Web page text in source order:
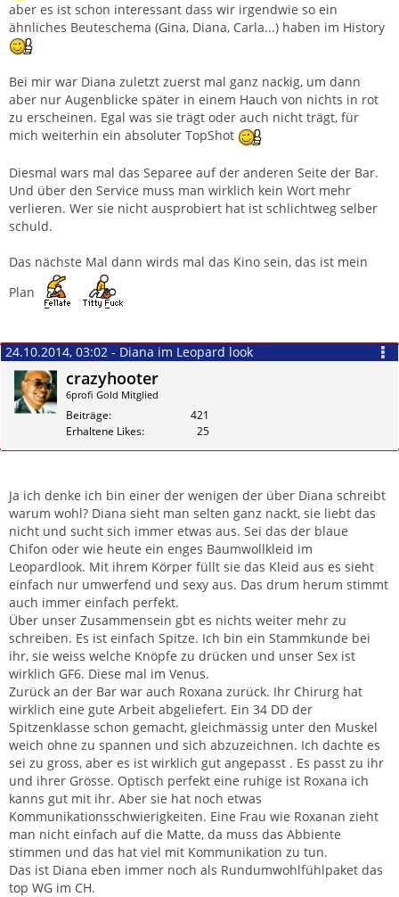
aber es ist schon interessant dass wir irgendwie so ein
ähnliches Beuteschema (Gina, Diana, Carla...) haben im History
Bei mir war Diana zuletzt zuerst mal ganz nackig, um dann
aber nur Augenblicke später in einem Hauch von nichts in rot
zu erscheinen. Egal was sie trägt oder auch nicht trägt, für
mich weiterhin ein absoluter TopShot
Diesmal wars mal das Separee auf der anderen Seite der Bar.
Und über den Service muss man wirklich kein Wort mehr
verlieren. Wer sie nicht ausprobiert hat ist schlichtweg selber
schuld.
Das nächste Mal dann wirds mal das Kino sein, das ist mein
Plan
24.10.2014, 03:02 - Diana im Leopard look
crazyhooter
6profi Gold Mitglied
Beiträge
421
Erhaltene Likes
25
Ja ich denke ich bin einer der wenigen der über Diana schreibt
warum wohl? Diana sieht man selten ganz nackt, sie liebt das
nicht und sucht sich immer etwas aus. Sei das der blaue
Chifon oder wie heute ein enges Baumwollkleid im
Leopardlook. Mit ihrem Körper füllt sie das Kleid aus es sieht
einfach nur umwerfend und sexy aus. Das drum herum stimmt
auch immer einfach perfekt.
Über unser Zusammensein gbt es nichts weiter mehr zu
schreiben. Es ist einfach Spitze. Ich bin ein Stammkunde bei
ihr, sie weiss welche Knöpfe zu drücken und unser Sex ist
wirklich GF6. Diese mal im Venus.
Zurück an der Bar war auch Roxana zurück. Ihr Chirurg hat
wirklich eine gute Arbeit abgeliefert. Ein 34 DD der
Spitzenklasse schon gemacht, gleichmässig unter den Muskel
weich ohne zu spannen und sich abzuzeichnen. Ich dachte es
sei zu gross, aber es ist wirklich gut angepasst . Es passt zu ihr
und ihrer Grösse. Optisch perfekt eine ruhige ist Roxana ich
kanns gut mit ihr. Aber sie hat noch etwas
Kommunikationsschwierigkeiten. Eine Frau wie Roxanan zieht
man nicht einfach auf die Matte, da muss das Abbiente
stimmen und das hat viel mit Kommunikation zu tun.
Das ist Diana eben immer noch als Rundumwohlfühlpaket das
top WG im CH.
Zitieren